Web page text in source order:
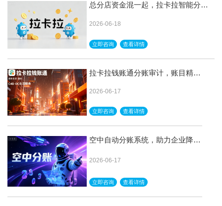
总分店资金混一起，拉卡拉智能分账
2026-06-18
立即咨询 查看详情
拉卡拉钱账通分账审计，账目精度
2026-06-17
立即咨询 查看详情
空中自动分账系统，助力企业降本
2026-06-17
立即咨询 查看详情